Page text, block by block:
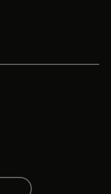
in a new tab
new tab